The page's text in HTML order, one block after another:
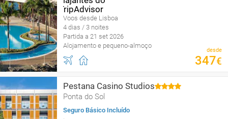
Voos desde Lisboa
4 dias / 3 noites
Partida a 21 set 2026
Alojamento e pequeno-almoço
desde
347€
Pestana Casino Studios
Ponta do Sol
Seguro Básico Incluído